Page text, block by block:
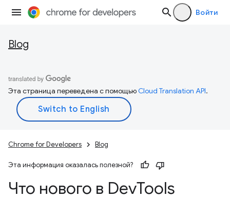
Войти
Blog
Эта страница переведена с помощьюCloud Translation API.
Chrome for Developers Blog
Эта информация оказалась полезной?
Что нового в DevTools